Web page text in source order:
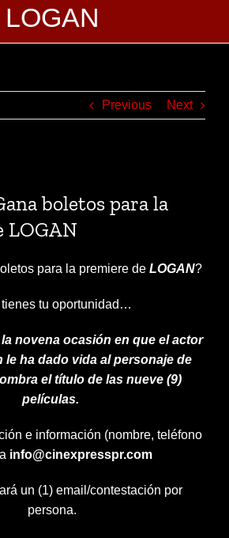
LOGAN
Previous Next
boletos para la
LOGAN
para la premiere de LOGAN?
tu oportunidad…
novena ocasión en que el actor
le ha dado vida al personaje de
el título de las nueve (9)
películas.
e información (nombre, teléfono
info@cinexpresspr.com
un (1) email/contestación por
persona.